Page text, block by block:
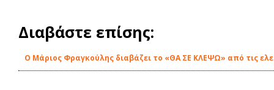
Διαβάστε επίσης:
O Μάριος Φραγκούλης διαβάζει το «ΘΑ ΣΕ ΚΛΕΨΩ» από τις